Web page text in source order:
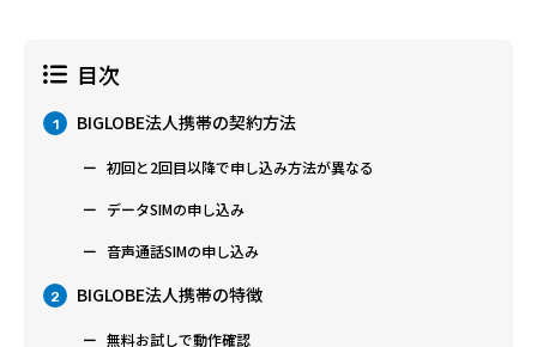
目次
1 BIGLOBE法人携帯の契約方法
初回と2回目以降で申し込み方法が異なる
データSIMの申し込み
音声通話SIMの申し込み
2 BIGLOBE法人携帯の特徴
無料お試しで動作確認